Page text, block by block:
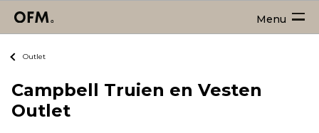
Menu
Outlet
Campbell Truien en Vesten
Outlet